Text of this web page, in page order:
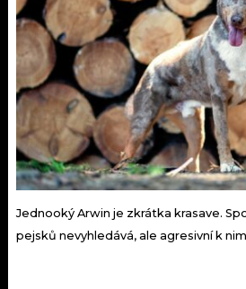
Jednooký Arwin je zkrátka krasave.
pejsků nevyhledává, ale agresivní k